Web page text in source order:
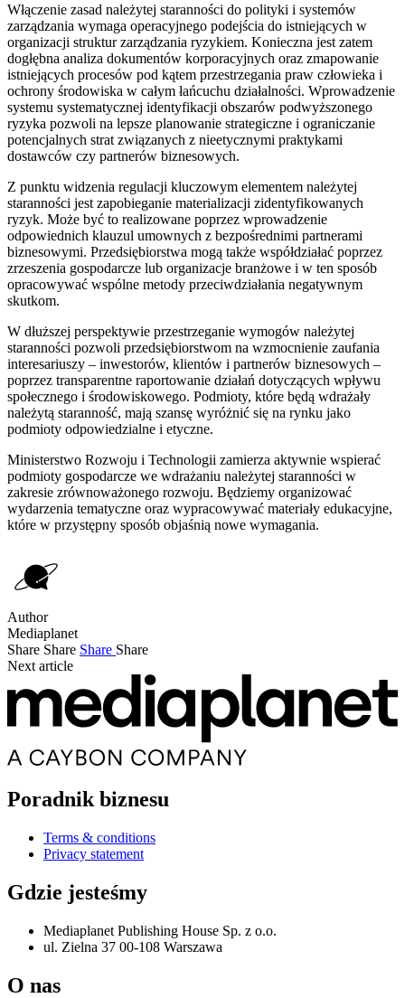
Włączenie zasad należytej staranności do polityki i systemów
zarządzania wymaga operacyjnego podejścia do istniejących w
organizacji struktur zarządzania ryzykiem. Konieczna jest zatem
dogłębna analiza dokumentów korporacyjnych oraz zmapowanie
istniejących procesów pod kątem przestrzegania praw człowieka i
ochrony środowiska w całym łańcuchu działalności. Wprowadzenie
systemu systematycznej identyfikacji obszarów podwyższonego
ryzyka pozwoli na lepsze planowanie strategiczne i ograniczanie
potencjalnych strat związanych z nieetycznymi praktykami
dostawców czy partnerów biznesowych.
Z punktu widzenia regulacji kluczowym elementem należytej
staranności jest zapobieganie materializacji zidentyfikowanych
ryzyk. Może być to realizowane poprzez wprowadzenie
odpowiednich klauzul umownych z bezpośrednimi partnerami
biznesowymi. Przedsiębiorstwa mogą także współdziałać poprzez
zrzeszenia gospodarcze lub organizacje branżowe i w ten sposób
opracowywać wspólne metody przeciwdziałania negatywnym
skutkom.
W dłuższej perspektywie przestrzeganie wymogów należytej
staranności pozwoli przedsiębiorstwom na wzmocnienie zaufania
interesariuszy – inwestorów, klientów i partnerów biznesowych –
poprzez transparentne raportowanie działań dotyczących wpływu
społecznego i środowiskowego. Podmioty, które będą wdrażały
należytą staranność, mają szansę wyróżnić się na rynku jako
podmioty odpowiedzialne i etyczne.
Ministerstwo Rozwoju i Technologii zamierza aktywnie wspierać
podmioty gospodarcze we wdrażaniu należytej staranności w
zakresie zrównoważonego rozwoju. Będziemy organizować
wydarzenia tematyczne oraz wypracowywać materiały edukacyjne,
które w przystępny sposób objaśnią nowe wymagania.
Author
Mediaplanet
Share Share Share Share
Next article
Poradnik biznesu
Terms & conditions
Privacy statement
Gdzie jesteśmy
Mediaplanet Publishing House Sp. z o.o.
ul. Zielna 37 00-108 Warszawa
O nas